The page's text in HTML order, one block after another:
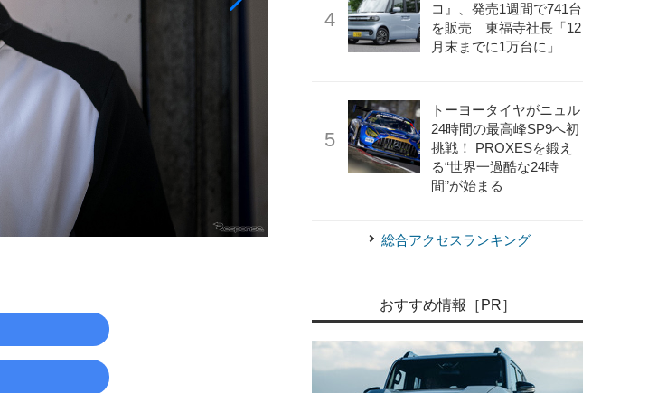
《photo by BMW》 BMWモトラッドが2025年耐久選手権
コ』、発売1週間で741台
を販売 東福寺社長「12
月末までに1万台に」
トーヨータイヤがニュル
24時間の最高峰SP9へ初
挑戦！ PROXESを鍛え
る“世界一過酷な24時
間”が始まる
総合アクセスランキング
おすすめ情報［PR］